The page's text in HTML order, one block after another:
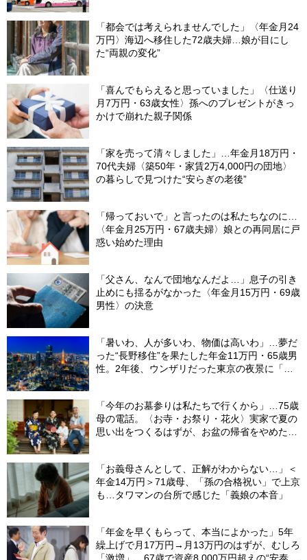
「都会では考えられませんでした」〈年金月24
万円〉海辺へ移住した72歳夫婦…娘が目にし
た“両親の変化”
「喜んでもらえると思っていました」〈仕送り
月7万円・63歳女性〉孫へのプレゼントがきっ
かけで崩れた親子関係
「家を売って清々しました」…年金月18万円・
70代夫婦〈築50年・家賃2万4,000円の団地〉
の暮らしで見つけた“安らぎの老後”
「帰っておいで」と言ったのは私たちなのに…
〈年金月25万円・67歳夫婦〉娘との再同居に戸
惑い始めた理由
「父さん、なんで団地なんだよ…」息子の引き
止めにも揺るがなかった〈年金月15万円・69歳
男性〉の決意
「暑いわ、人が多いわ、物価は高いわ」…夢だ
った“長野移住”を果たした年金11万円・65歳男
性。2年後、ウンザリだった東京の夜景に「癒
「今年のお墓参りは私たちで行くから」…75歳
母の電話。〈お寺・お祭り・花火〉実家で夏の
思い出をつくるはずが、お盆の帰省をやめた理
「お義母さんとして、正解がわからない…」＜
年金14万円＞71歳母、「孫の合格祝い」で上京
も…タワマンの台所で感じた「義娘の本音」
「年金を早くもらって、本当によかった」5年
繰上げで月17万円→月13万円のはずが、むしろ